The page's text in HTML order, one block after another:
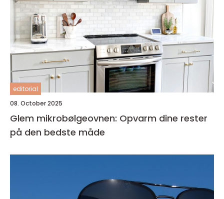
editorial
08. October 2025
Glem mikrobølgeovnen: Opvarm dine rester
på den bedste måde